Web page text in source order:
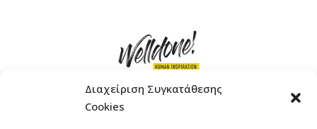
Διαχείριση Συγκατάθεσης
Cookies